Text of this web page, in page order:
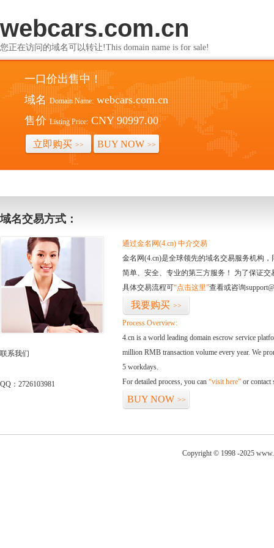
webcars.com.cn
您正在访问的域名可以转让!This domain name is for sale!
一口价出售中！
域名 Domain Name: webcars.com.cn
售价 Listing Price: CNY 90997.00
立即购买 >> BUY NOW >>
域名交易方式：
联系我们
QQ：2726103981
通过金名网(4.cn) 中介交易
金名网(4.cn)是全球领先的域名交易服务机构
简单、安全、专业的第三方服务！ 为了保证
具体交易流程可“点击这里”查看或咨询
我要购买 >>
Process Overview:
4.cn is a world leading domain escrow service
million RMB transaction volume every year. We
5 workdays.
For detailed process, you can “visit here” or contact
BUY NOW >>
Copyright © 1998 -2025